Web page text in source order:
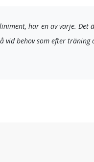
har en av varje. Det
vid behov som efter träning